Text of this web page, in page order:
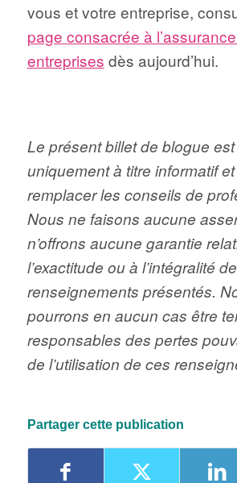
vous et votre entreprise,
page consacrée à
entreprises dès aujourd’hui.
Le présent billet de blogue
uniquement à titre informatif
remplacer les conseils de
Nous ne faisons aucune
n’offrons aucune garantie
l’exactitude ou à l’intégralité
renseignements présentés.
pourrons en aucun cas être
responsables des pertes
de l’utilisation de ces
Partager cette publication